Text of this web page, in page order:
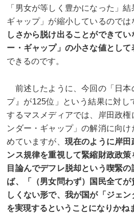
「男女が等しく豊かになった」
ギャップ」が縮小しているのでは
しさから脱け出ることができて
ー・ギャップ」の小さな値として
できるのです。
前述したように、今回の「日本
プ』が125位」という結果に対し
するマスメディアでは、岸田政権
ンダー・ギャップ」の解消に向
めていますが、 現在のように岸田
ンス規律を重視して緊縮財政政
目論んでデフレ脱却という喫緊
ば、「（男女問わず）国民全てが
しくない形で、我が国が「ジェン
を実現するということになりかね